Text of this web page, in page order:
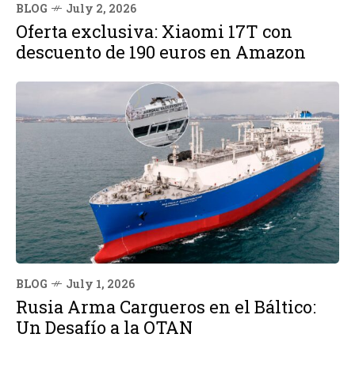
BLOG July 2, 2026
Oferta exclusiva: Xiaomi 17T con
descuento de 190 euros en Amazon
BLOG July 1, 2026
Rusia Arma Cargueros en el Báltico:
Un Desafío a la OTAN